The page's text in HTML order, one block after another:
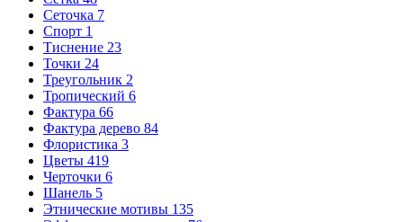
Сеточка 7
Спорт 1
Тиснение 23
Точки 24
Треугольник 2
Тропический 6
Фактура 66
Фактура дерево 84
Флористика 3
Цветы 419
Черточки 6
Шанель 5
Этнические мотивы 135